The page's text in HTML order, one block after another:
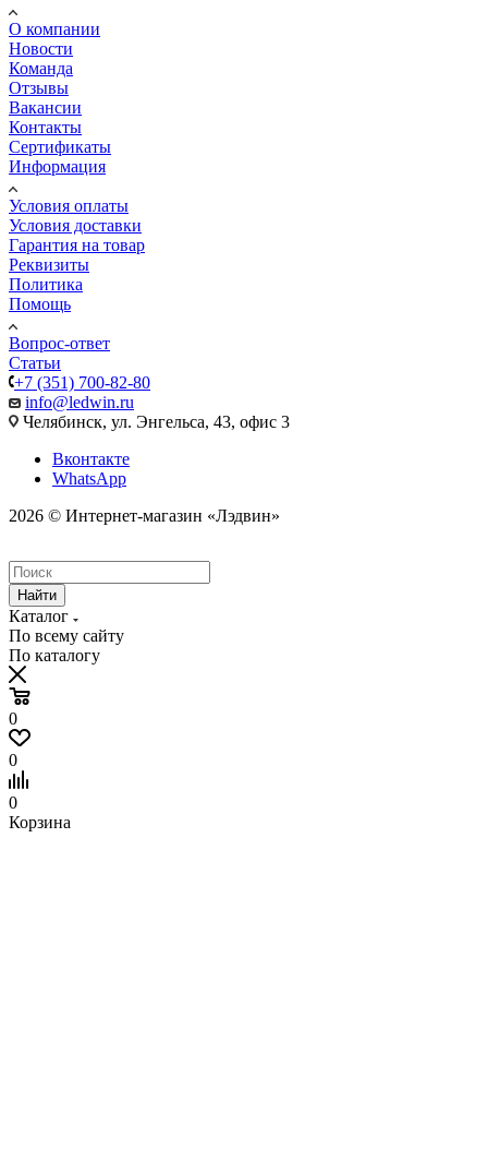
О компании
Новости
Команда
Отзывы
Вакансии
Контакты
Сертификаты
Информация
Условия оплаты
Условия доставки
Гарантия на товар
Реквизиты
Политика
Помощь
Вопрос-ответ
Статьи
+7 (351) 700-82-80
info@ledwin.ru
Челябинск, ул. Энгельса, 43, офис 3
Вконтакте
WhatsApp
2026 © Интернет-магазин «Лэдвин»
Найти
Каталог
По всему сайту
По каталогу
0
0
0
Корзина